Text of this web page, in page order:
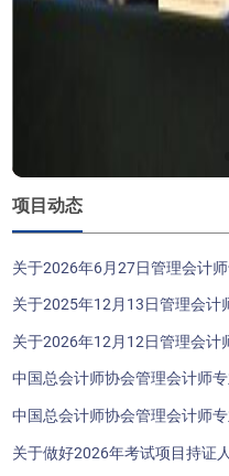
项目动态
关于2026年6月27日管理会计
居家线上考试相关事项的通知
关于2025年12月13日管理会计
成绩的公告
关于2026年12月12日管理会计
试相关事项的通知
中国总会计师协会管理会计师
年度考试成绩优秀学员排名
中国总会计师协会管理会计师
年度优秀学员所属培训机构排名
关于做好2026年考试项目持证